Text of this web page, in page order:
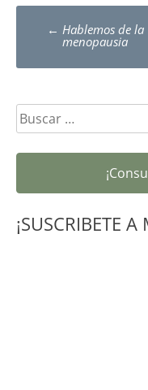
Post
navigation
← Hablemos de la
menopausia
Buscar:
¡SUSCRIBETE